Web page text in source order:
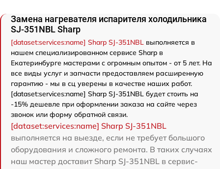
Замена нагревателя испарителя холодильника
SJ-351NBL Sharp
[dataset:services:name] Sharp SJ-351NBL выполняется в
нашем специализированном сервисе Sharp в
Екатеринбурге мастерами с огромным опытом - от 5 лет. На
все виды услуг и запчасти предоставляем расширенную
гарантию - мы в сц уверены в качестве наших работ.
[dataset:services:name] Sharp SJ-351NBL будет стоить на
-15% дешевле при оформлении заказа на сайте через
звонок или форму обратной связи.
[dataset:services:name] Sharp SJ-351NBL
выполняется на выезде, если не требует большого
оборудования и сложного ремонта. В таких случаях
наш мастер доставит Sharp SJ-351NBL в сервис-